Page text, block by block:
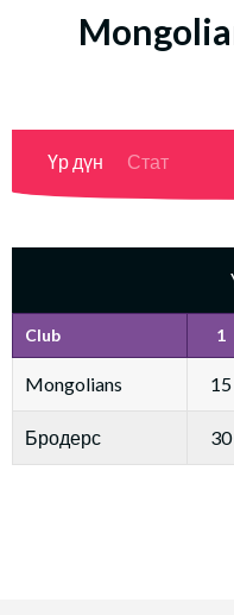
Үр дүн Стат
Club 1
Mongolians 15
Бродерс 30